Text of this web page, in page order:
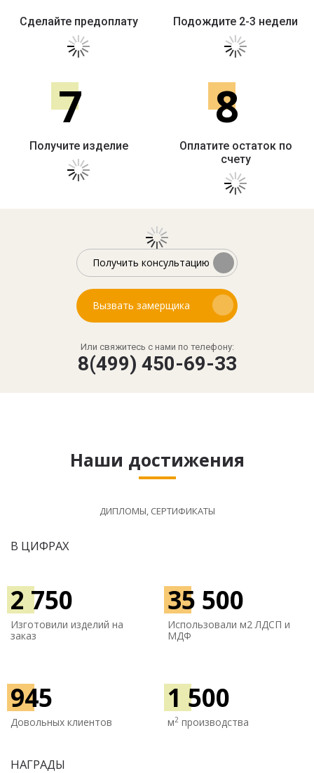
Сделайте предоплату Подождите 2-3 недели
7
Получите изделие
8
Оплатите остаток по
счету
Получить консультацию
Вызвать замерщика
Или свяжитесь с нами по телефону:
8(499) 450-69-33
Наши достижения
ДИПЛОМЫ, СЕРТИФИКАТЫ
В ЦИФРАХ
2 750
Изготовили изделий на
заказ
35 500
Использовали м2 ЛДСП и
МДФ
945
Довольных клиентов
1 500
м2 производства
НАГРАДЫ